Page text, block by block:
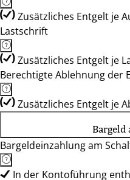
Zusätzliches Entgelt je
Lastschrift
Zusätzliches Entgelt je
Berechtigte Ablehnung der
Zusätzliches Entgelt je
Bargeld
Bargeldeinzahlung am
In der Kontoführung